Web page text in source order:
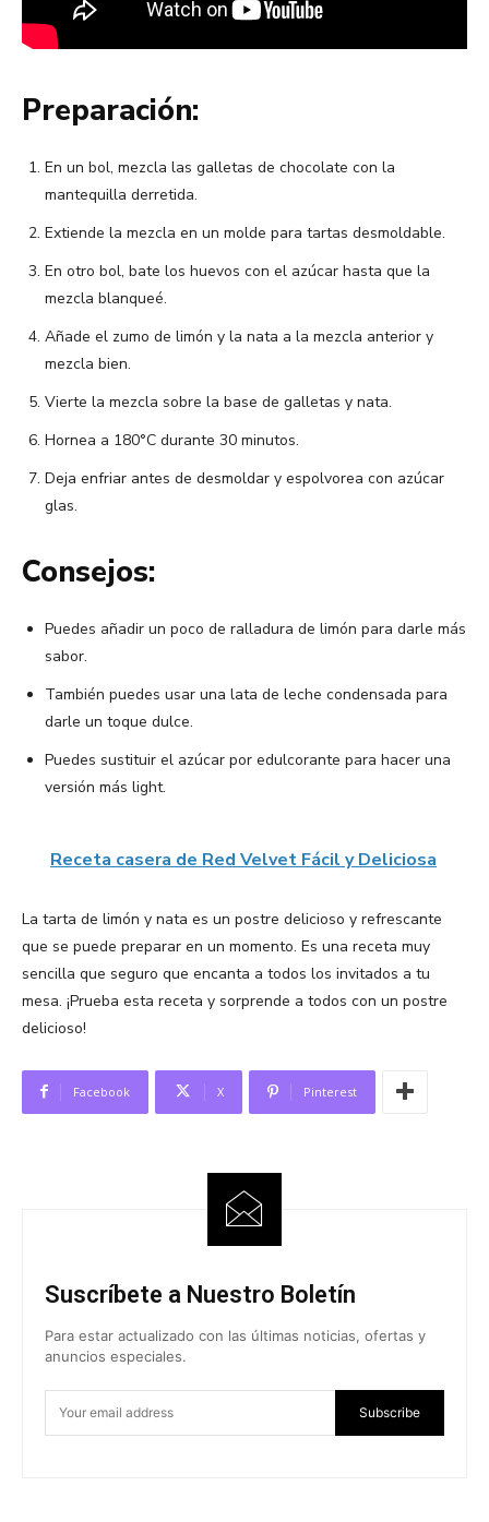
Preparación:
En un bol, mezcla las galletas de chocolate con la
mantequilla derretida.
Extiende la mezcla en un molde para tartas desmoldable.
En otro bol, bate los huevos con el azúcar hasta que la
mezcla blanqueé.
Añade el zumo de limón y la nata a la mezcla anterior y
mezcla bien.
Vierte la mezcla sobre la base de galletas y nata.
Hornea a 180°C durante 30 minutos.
Deja enfriar antes de desmoldar y espolvorea con azúcar
glas.
Consejos:
Puedes añadir un poco de ralladura de limón para darle más
sabor.
También puedes usar una lata de leche condensada para
darle un toque dulce.
Puedes sustituir el azúcar por edulcorante para hacer una
versión más light.
Receta casera de Red Velvet Fácil y Deliciosa
La tarta de limón y nata es un postre delicioso y refrescante
que se puede preparar en un momento. Es una receta muy
sencilla que seguro que encanta a todos los invitados a tu
mesa. ¡Prueba esta receta y sorprende a todos con un postre
delicioso!
Facebook X Pinterest
Suscríbete a Nuestro Boletín
Para estar actualizado con las últimas noticias, ofertas y
anuncios especiales.
Subscribe